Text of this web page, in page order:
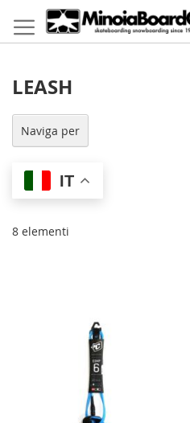
al
contenuto
LEASH
8 elementi
Naviga per
IT